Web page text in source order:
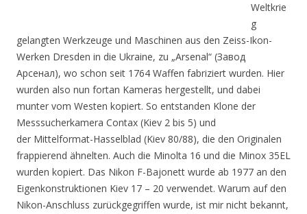
Weltkrie
g
gelangten Werkzeuge und Maschinen aus den Zeiss-Ikon-
Werken Dresden in die Ukraine, zu „Arsenal“ (Завод
Арсенал), wo schon seit 1764 Waffen fabriziert wurden. Hier
wurden also nun fortan Kameras hergestellt, und dabei
munter vom Westen kopiert. So entstanden Klone der
Messsucherkamera Contax (Kiev 2 bis 5) und
der Mittelformat-Hasselblad (Kiev 80/88), die den Originalen
frappierend ähnelten. Auch die Minolta 16 und die Minox 35EL
wurden kopiert. Das Nikon F-Bajonett wurde ab 1977 an den
Eigenkonstruktionen Kiev 17 – 20 verwendet. Warum auf den
Nikon-Anschluss zurückgegriffen wurde, ist mir nicht bekannt,